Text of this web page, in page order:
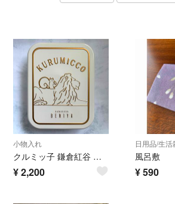
小物入れ
クルミッ子 鎌倉紅谷 三越 創業350周年記念 限定コラボ缶（空缶）
¥2,200
日用品/生活
風呂敷
¥590